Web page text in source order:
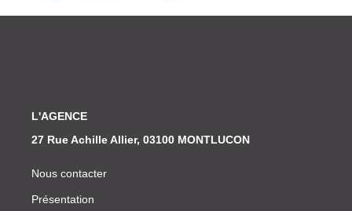
L'AGENCE
27 Rue Achille Allier, 03100 MONTLUCON
Nous contacter
Présentation